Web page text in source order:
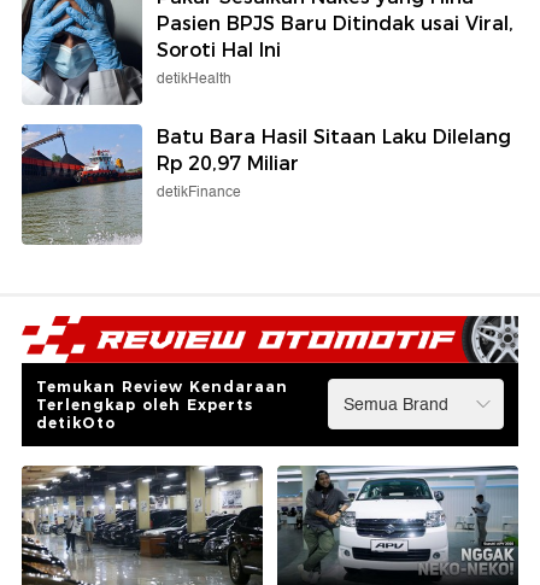
Pasien BPJS Baru Ditindak usai Viral,
Soroti Hal Ini
detikHealth
Batu Bara Hasil Sitaan Laku Dilelang
Rp 20,97 Miliar
detikFinance
Temukan Review Kendaraan
Terlengkap oleh Experts
detikOto